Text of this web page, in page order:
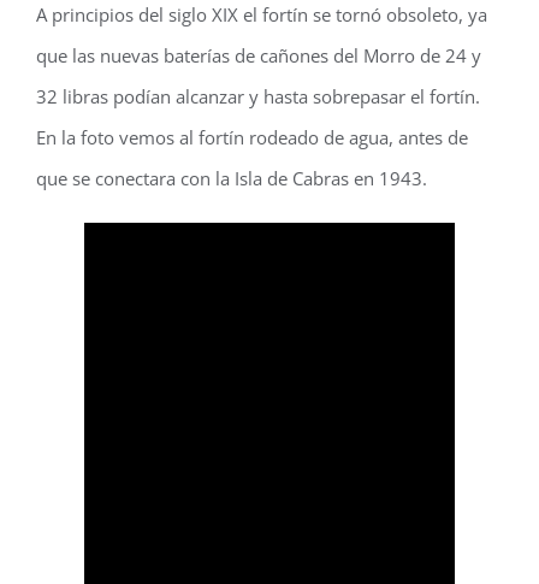
A principios del siglo XIX el fortín se tornó obsoleto, ya
que las nuevas baterías de cañones del Morro de 24 y
32 libras podían alcanzar y hasta sobrepasar el fortín.
En la foto vemos al fortín rodeado de agua, antes de
que se conectara con la Isla de Cabras en 1943.